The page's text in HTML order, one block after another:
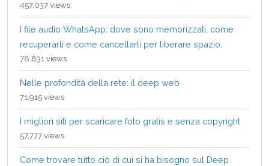
457,037 views
I file audio WhatsApp: dove sono memorizzati, come
recuperarli e come cancellarli per liberare spazio.
78,831 views
Nelle profondità della rete: il deep web
71,915 views
I migliori siti per scaricare foto gratis e senza copyright
57,777 views
Come trovare tutto ciò di cui si ha bisogno sul Deep